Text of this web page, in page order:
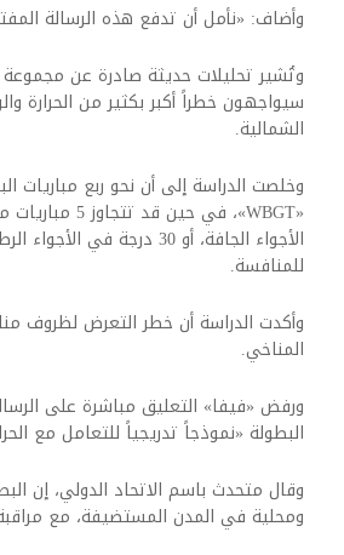
وأضاف: «نأمل أن تدفع هذه الرسالة
وتُشير تحليلات حديثة صادرة عن مجموعة
الشمالية.
الأجواء الجافة، أو 30
للمنافسة.
المناخي.
ورفض «فيفا» التعليق مباشرة على
البطولة «نموذجاً تدريجياً للتعامل مع
وقال متحدث باسم الاتحاد الدولي، إن
ومحلية في المدن المستضيفة، مع مراقبة